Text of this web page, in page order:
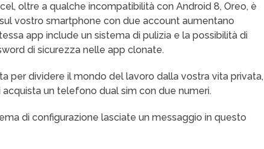
oltre a qualche incompatibilità con Android 8, Oreo, è
vostro smartphone con due account aumentano
app include un sistema di pulizia e la possibilità di
di sicurezza nelle app clonate.
per dividere il mondo del lavoro dalla vostra vita privata,
un telefono dual sim con due numeri.
di configurazione lasciate un messaggio in questo